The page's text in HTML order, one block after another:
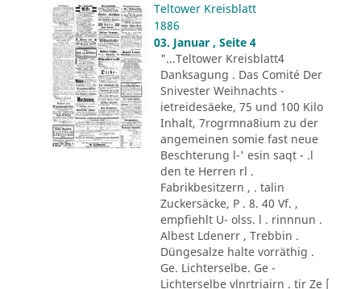
Teltower Kreisblatt
1886
03. Januar , Seite 4
"...Teltower Kreisblatt4
Danksagung . Das Comité Der
Snivester Weihnachts -
ietreidesäeke, 75 und 100 Kilo
Inhalt, 7rogrmna8ium zu der
angemeinen somie fast neue
Beschterung l-' esin saqt - .l
den te Herren rl .
Fabrikbesitzern , . talin
Zuckersäcke, P . 8. 40 Vf. ,
empfiehlt U- olss. l . rinnnun .
Albest Ldenerr , Trebbin .
Düngesalze halte vorräthig .
Ge. Lichterselbe. Ge -
Lichterselbe vlnrtriairn . tir Ze [